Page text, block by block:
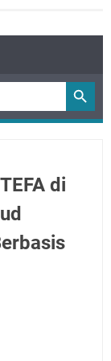
di